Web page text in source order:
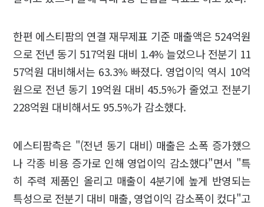
한편 에스티팜의 연결 재무제표 기준 매출액은 524억원
으로 전년 동기 517억원 대비 1.4% 늘었으나 전분기 11
57억원 대비해서는 63.3% 빠졌다. 영업이익 역시 10억
원으로 전년 동기 19억원 대비 45.5%가 줄었고 전분기
228억원 대비해서도 95.5%가 감소했다.
에스티팜측은 "(전년 동기 대비) 매출은 소폭 증가했으
나 각종 비용 증가로 인해 영업이익 감소했다"면서 "특
히 주력 제품인 올리고 매출이 4분기에 높게 반영되는
특성으로 전분기 대비 매출, 영업이익 감소폭이 컸다"고